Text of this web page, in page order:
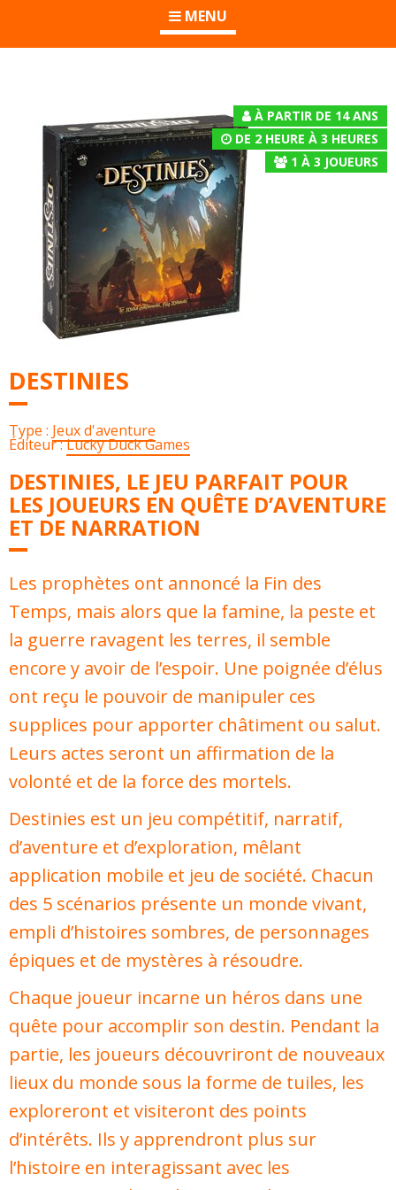
MENU
À PARTIR DE 14 ANS
DE 2 HEURE À 3 HEURES
1 À 3 JOUEURS
DESTINIES
Type : Jeux d'aventure
Éditeur :Lucky Duck Games
DESTINIES, LE JEU PARFAIT POUR
LES JOUEURS EN QUÊTE D’AVENTURE
ET DE NARRATION
Les prophètes ont annoncé la Fin des
Temps, mais alors que la famine, la peste et
la guerre ravagent les terres, il semble
encore y avoir de l’espoir. Une poignée d’élus
ont reçu le pouvoir de manipuler ces
supplices pour apporter châtiment ou salut.
Leurs actes seront un affirmation de la
volonté et de la force des mortels.
Destinies est un jeu compétitif, narratif,
d’aventure et d’exploration, mêlant
application mobile et jeu de société. Chacun
des 5 scénarios présente un monde vivant,
empli d’histoires sombres, de personnages
épiques et de mystères à résoudre.
Chaque joueur incarne un héros dans une
quête pour accomplir son destin. Pendant la
partie, les joueurs découvriront de nouveaux
lieux du monde sous la forme de tuiles, les
exploreront et visiteront des points
d’intérêts. Ils y apprendront plus sur
l’histoire en interagissant avec les